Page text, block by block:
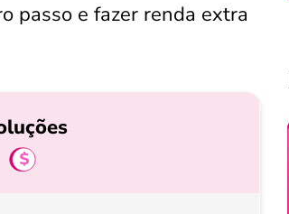
passo e fazer renda extra